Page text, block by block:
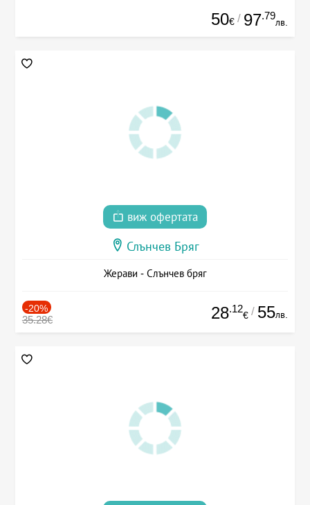
50€ / 97.79
лв.
виж офертата
Слънчев Бряг
Жерави - Слънчев бряг
-20%
35.28€ 28.12
€ / 55лв.